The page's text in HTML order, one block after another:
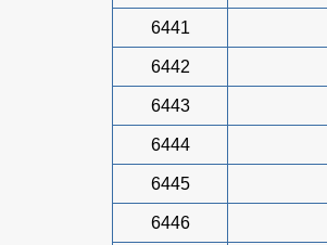
6441
6442
6443
6444
6445
6446